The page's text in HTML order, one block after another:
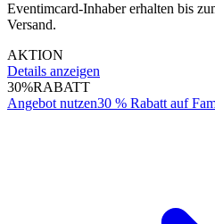
Eventimcard-Inhaber erhalten bis
Versand.
AKTION
Details anzeigen
30%RABATT
Angebot nutzen30 % Rabatt auf